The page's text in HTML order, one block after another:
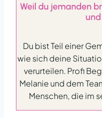
Weil du jemanden
Du bist Teil einer
wie sich deine
verurteilen. Profi
Melanie und dem
Menschen, die im